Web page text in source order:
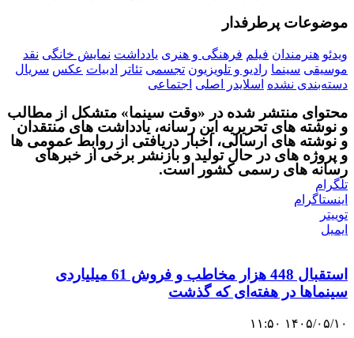
موضوعات پرطرفدار
ویدئو هنرمندان فیلم فرهنگی و هنری یادداشت نمایش خانگی نقد
موسیقی سینما رادیو و تلویزیون تجسمی تئاتر ادبیات عکس سریال
دسته‌بندی نشده اسلایدر اصلی اجتماعی
محتوای منتشر شده در «وقت سینما» متشکل از مطالب
و نوشته های تحریریه این رسانه، یادداشت های منتقدان
و نوشته های ارسالی، اخبار دریافتی از روابط عمومی ها
و پروژه های در حال تولید و بازنشر برخی از خبرهای
رسانه های رسمی کشور است.
تلگرام
اینستاگرام
توییتر
ایمیل
استقبال 448 هزار مخاطب و فروش 61 میلیاردی
سینماها در هفته‌ای که گذشت
۱۴۰۵/۰۵/۱۰ ۱۱:۵۰